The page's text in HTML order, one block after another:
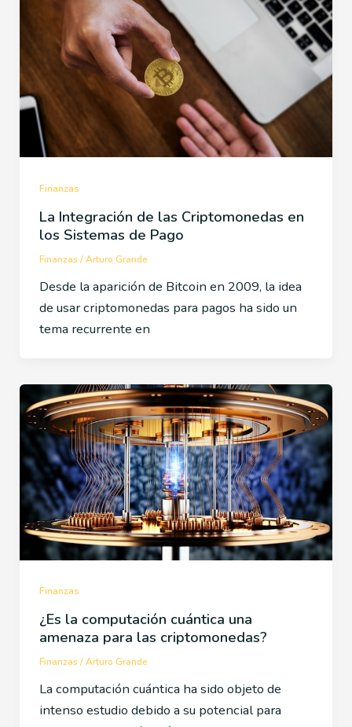
Finanzas
La Integración de las Criptomonedas en
los Sistemas de Pago
Finanzas /Arturo Grande
Desde la aparición de Bitcoin en 2009, la idea
de usar criptomonedas para pagos ha sido un
tema recurrente en
Finanzas
¿Es la computación cuántica una
amenaza para las criptomonedas?
Finanzas /Arturo Grande
La computación cuántica ha sido objeto de
intenso estudio debido a su potencial para